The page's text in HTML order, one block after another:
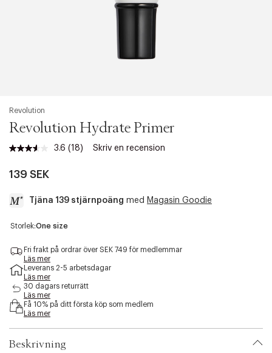
Revolution
Revolution Hydrate Primer
3.6 Läs
samma
(18) Skriv en recension
139 SEK
Tjäna 139 stjärnpoäng med Magasin Goodie
a
c
s
b
i
t
Storlek:One size
Fri frakt på ordrar över SEK 749 för medlemmar
Läs mer
Leverans 2-5 arbetsdagar
Läs mer
30 dagars returrätt
Läs mer
Få 10% på ditt första köp som medlem
Läs mer
Beskrivning